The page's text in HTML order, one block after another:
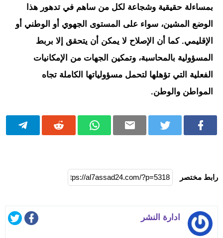
بمساءلة حقيقية وشجاعة لكل من ساهم في تدهور هذا
الوضع المشين، سواء على المستوى الجهوي أو الوطني أو
الإقليمي. كما أن الإصلاح لا يمكن أن يتحقق إلا بربط
المسؤولية بالمحاسبة، وتمكين الجهات من الإمكانيات
الفعلية التي تؤهلها لتحمل مسؤولياتها الكاملة تجاه
المواطن والوطن.
رابط مختصر
ادارة النشر